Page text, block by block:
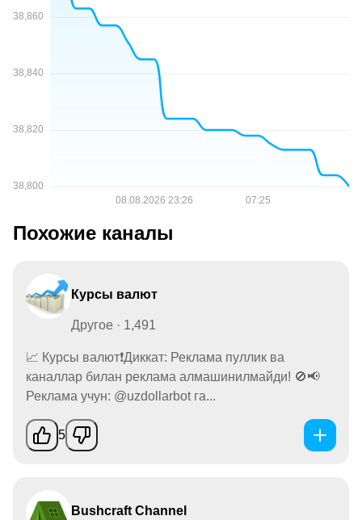
Похожие каналы
Курсы валют
Другое · 1,491
📈 Курсы валют❗️Диккат: Реклама пуллик ва
каналлар билан реклама алмашинилмайди! 🚫📢
Реклама учун: @uzdollarbot га...
5
Bushcraft Channel